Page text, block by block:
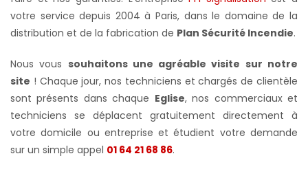
votre service depuis 2004 à Paris, dans le domaine de la
distribution et de la fabrication de Plan Sécurité Incendie.
Nous vous souhaitons une agréable visite sur notre
site ! Chaque jour, nos techniciens et chargés de clientèle
sont présents dans chaque Eglise, nos commerciaux et
techniciens se déplacent gratuitement directement à
votre domicile ou entreprise et étudient votre demande
sur un simple appel 01 64 21 68 86.